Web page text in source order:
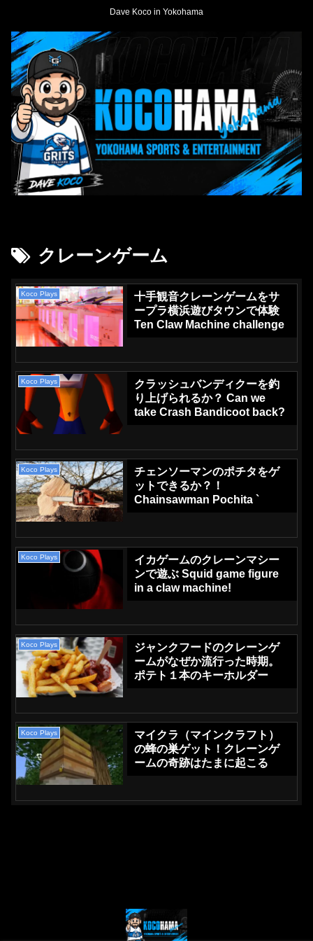
Dave Koco in Yokohama
クレーンゲーム
Koco Plays
十手観音クレーンゲームをサ
ープラ横浜遊びタウンで体験
Ten Claw Machine challenge
Koco Plays
クラッシュバンディクーを釣
り上げられるか？ Can we
take Crash Bandicoot back?
Koco Plays
チェンソーマンのポチタをゲ
ットできるか？！
Chainsawman Pochita `
Koco Plays
イカゲームのクレーンマシー
ンで遊ぶ Squid game figure
in a claw machine!
Koco Plays
ジャンクフードのクレーンゲ
ームがなぜか流行った時期。
ポテト１本のキーホルダー
Koco Plays
マイクラ（マインクラフト）
の蜂の巣ゲット！クレーンゲ
ームの奇跡はたまに起こる